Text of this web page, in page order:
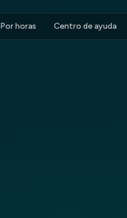
Por horas Centro de ayuda